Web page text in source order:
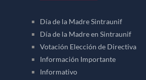
Día de la Madre Sintraunif
Día de la Madre en Sintraunif
Votación Elección de Directiva
Información Importante
Informativo